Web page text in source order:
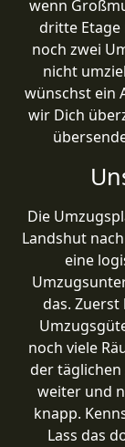
wenn
dritte Etage
noch zwei
nicht
wünschst ein
wir Dich
Die
Landshut
eine
das.
noch viele
der
weiter und
knapp.
Lass das